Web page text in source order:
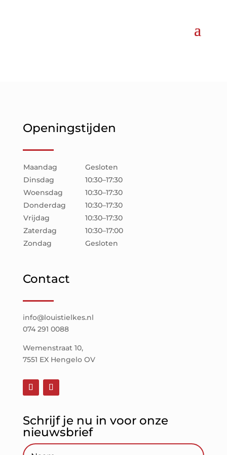
Openingstijden
Maandag
Gesloten
Dinsdag
10:30–17:30
Woensdag
10:30–17:30
Donderdag
10:30–17:30
Vrijdag
10:30–17:30
Zaterdag
10:30–17:00
Zondag
Gesloten
Contact
info@louistielkes.nl
074 291 0088
Wemenstraat 10,
7551 EX Hengelo OV
Schrijf je nu in voor onze
nieuwsbrief